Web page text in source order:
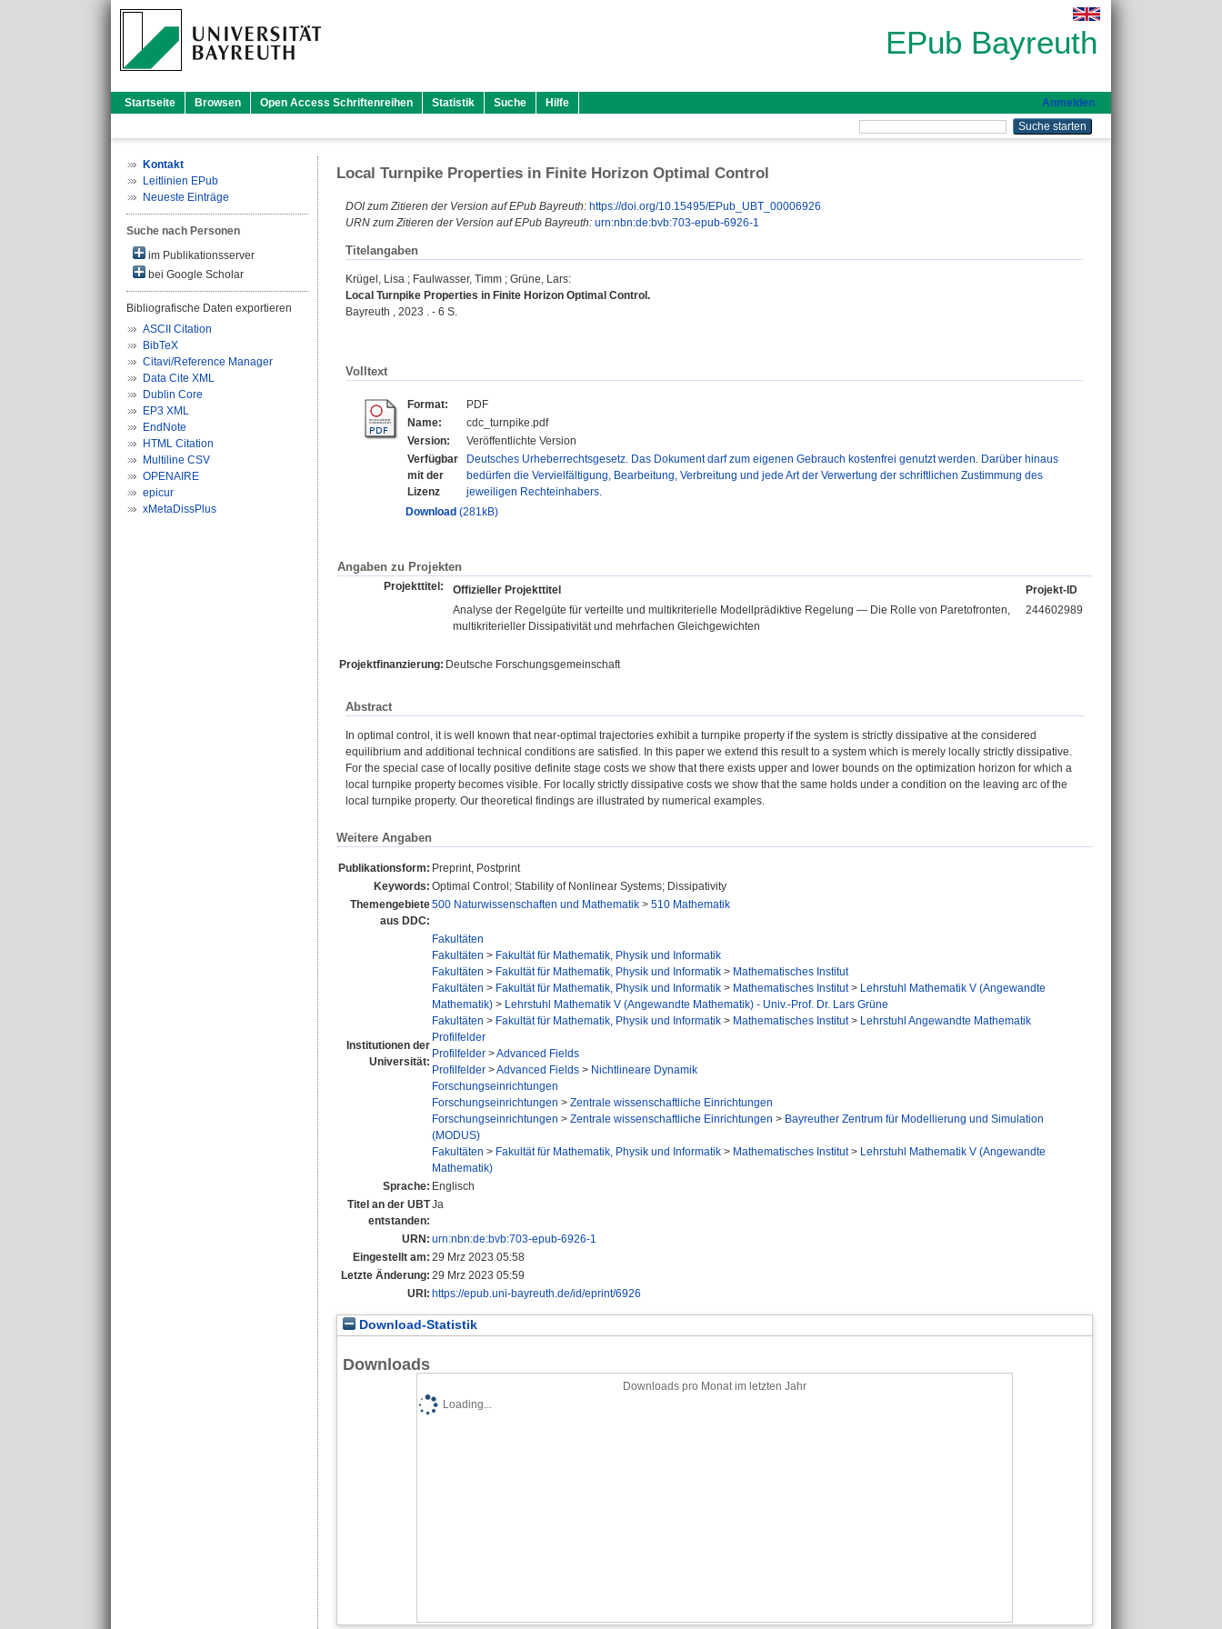
EPub Bayreuth
Startseite Browsen Open Access Schriftenreihen Statistik Suche Hilfe Anmelden
Kontakt
Leitlinien EPub
Neueste Einträge
Suche nach Personen
im Publikationsserver
bei Google Scholar
Bibliografische Daten exportieren
ASCII Citation
BibTeX
Citavi/Reference Manager
Data Cite XML
Dublin Core
EP3 XML
EndNote
HTML Citation
Multiline CSV
OPENAIRE
epicur
xMetaDissPlus
Local Turnpike Properties in Finite Horizon Optimal Control
DOI zum Zitieren der Version auf EPub Bayreuth: https://doi.org/10.15495/EPub_UBT_00006926
URN zum Zitieren der Version auf EPub Bayreuth: urn:nbn:de:bvb:703-epub-6926-1
Titelangaben
Krügel, Lisa ; Faulwasser, Timm ; Grüne, Lars:
Local Turnpike Properties in Finite Horizon Optimal Control.
Bayreuth , 2023 . - 6 S.
Volltext
Format:
PDF
Name:
cdc_turnpike.pdf
Version:
Veröffentlichte Version
Verfügbar
mit der
Lizenz
Deutsches Urheberrechtsgesetz. Das Dokument darf zum eigenen Gebrauch kostenfrei genutzt werden. Darüber hinaus
bedürfen die Vervielfältigung, Bearbeitung, Verbreitung und jede Art der Verwertung der schriftlichen Zustimmung des
jeweiligen Rechteinhabers.
Download (281kB)
Angaben zu Projekten
Projekttitel: Offizieller Projekttitel
Projekt-ID
Analyse der Regelgüte für verteilte und multikriterielle Modellprädiktive Regelung — Die Rolle von Paretofronten,
multikriterieller Dissipativität und mehrfachen Gleichgewichten
244602989
Projektfinanzierung: Deutsche Forschungsgemeinschaft
Abstract
In optimal control, it is well known that near-optimal trajectories exhibit a turnpike property if the system is strictly dissipative at the considered
equilibrium and additional technical conditions are satisfied. In this paper we extend this result to a system which is merely locally strictly dissipative.
For the special case of locally positive definite stage costs we show that there exists upper and lower bounds on the optimization horizon for which a
local turnpike property becomes visible. For locally strictly dissipative costs we show that the same holds under a condition on the leaving arc of the
local turnpike property. Our theoretical findings are illustrated by numerical examples.
Weitere Angaben
Publikationsform: Preprint, Postprint
Keywords: Optimal Control; Stability of Nonlinear Systems; Dissipativity
Themengebiete
aus DDC:
500 Naturwissenschaften und Mathematik > 510 Mathematik
Institutionen der
Universität:
Fakultäten
Fakultäten > Fakultät für Mathematik, Physik und Informatik
Fakultäten > Fakultät für Mathematik, Physik und Informatik > Mathematisches Institut
Fakultäten > Fakultät für Mathematik, Physik und Informatik > Mathematisches Institut> Lehrstuhl Mathematik V (Angewandte
Mathematik) > Lehrstuhl Mathematik V (Angewandte Mathematik) - Univ.-Prof. Dr. Lars Grüne
Fakultäten > Fakultät für Mathematik, Physik und Informatik > Mathematisches Institut> Lehrstuhl Angewandte Mathematik
Profilfelder
Profilfelder >Advanced Fields
Profilfelder >Advanced Fields > Nichtlineare Dynamik
Forschungseinrichtungen
Forschungseinrichtungen > Zentrale wissenschaftliche Einrichtungen
Forschungseinrichtungen > Zentrale wissenschaftliche Einrichtungen > Bayreuther Zentrum für Modellierung und Simulation
(MODUS)
Fakultäten > Fakultät für Mathematik, Physik und Informatik > Mathematisches Institut> Lehrstuhl Mathematik V (Angewandte
Mathematik)
Sprache: Englisch
Titel an der UBT
entstanden:
Ja
URN: urn:nbn:de:bvb:703-epub-6926-1
Eingestellt am: 29 Mrz 2023 05:58
Letzte Änderung: 29 Mrz 2023 05:59
URI: https://epub.uni-bayreuth.de/id/eprint/6926
Download-Statistik
Downloads
Downloads pro Monat im letzten Jahr
Loading...